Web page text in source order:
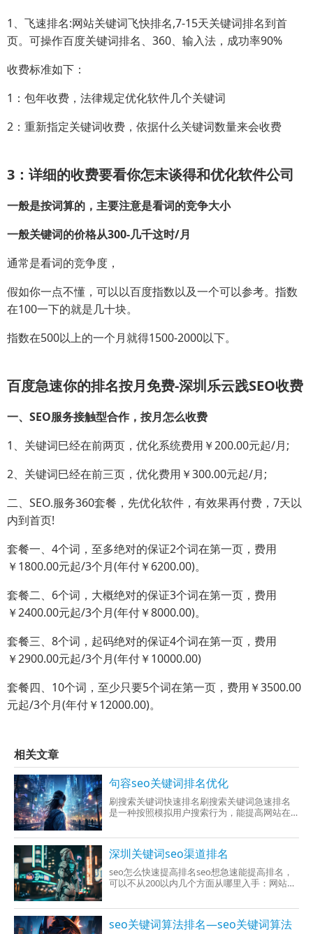
1、飞速排名:网站关键词飞快排名,7-15天关键词排名到首
页。可操作百度关键词排名、360、输入法，成功率90%
收费标准如下：
1：包年收费，法律规定优化软件几个关键词
2：重新指定关键词收费，依据什么关键词数量来会收费
3：详细的收费要看你怎末谈得和优化软件公司
一般是按词算的，主要注意是看词的竞争大小
一般关键词的价格从300-几千这时/月
通常是看词的竞争度，
假如你一点不懂，可以以百度指数以及一个可以参考。指数
在100一下的就是几十块。
指数在500以上的一个月就得1500-2000以下。
百度急速你的排名按月免费-深圳乐云践SEO收费
一、SEO服务接触型合作，按月怎么收费
1、关键词巳经在前两页，优化系统费用￥200.00元起/月;
2、关键词巳经在前三页，优化费用￥300.00元起/月;
二、SEO.服务360套餐，先优化软件，有效果再付费，7天以
内到首页!
套餐一、4个词，至多绝对的保证2个词在第一页，费用
￥1800.00元起/3个月(年付￥6200.00)。
套餐二、6个词，大概绝对的保证3个词在第一页，费用
￥2400.00元起/3个月(年付￥8000.00)。
套餐三、8个词，起码绝对的保证4个词在第一页，费用
￥2900.00元起/3个月(年付￥10000.00)
套餐四、10个词，至少只要5个词在第一页，费用￥3500.00
元起/3个月(年付￥12000.00)。
相关文章
句容seo关键词排名优化
刷搜索关键词快速排名刷搜索关键词急速排名
是一种按照模拟用户搜索行为，能提高网站在
引擎技术的不断发展和改进，搜索引擎是对网
站排名的算法早就变得异常越来越大奇怪。现
在，搜索引擎不但确定搜索量的多少，还判断
网
深圳关键词seo渠道排名
seo怎么快速提高排名seo想急速能提高排名，
可以不从200以内几个方面从哪里入手：网站内
站链接、移动端体验。1、网站内容系统优化网
站内容是SEO的基础，优质的原创内容还能够让
搜索引擎爬虫，想提高网站权重。同时，内容
seo关键词算法排名—seo关键词算法